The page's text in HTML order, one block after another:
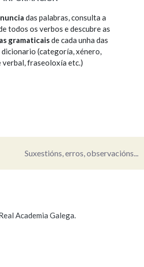
das palabras, consulta a
todos os verbos e descubre as
gramaticaisde cada unha das
dicionario (categoría, xénero,
verbal, fraseoloxía etc.)
Suxestións, erros, observacións...
Academia Galega.